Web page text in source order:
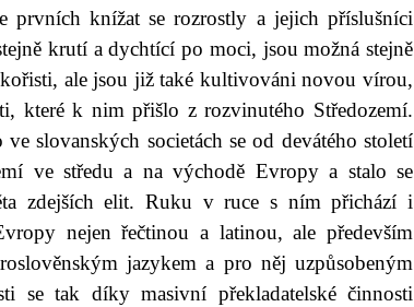
knížat se rozrostly a jejich příslušníci
krutí a dychtící po moci, jsou možná stejně
ale jsou již také kultivováni novou vírou,
které k nim přišlo z rozvinutého Středozemí.
slovanských societách se od devátého století
ve středu a na východě Evropy a stalo se
zdejších elit. Ruku v ruce s ním přichází i
nejen řečtinou a latinou, ale především
jazykem a pro něj uzpůsobeným
se tak díky masivní překladatelské činnosti